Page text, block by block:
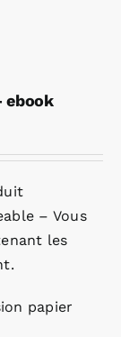
ebook
– Vous
les
papier